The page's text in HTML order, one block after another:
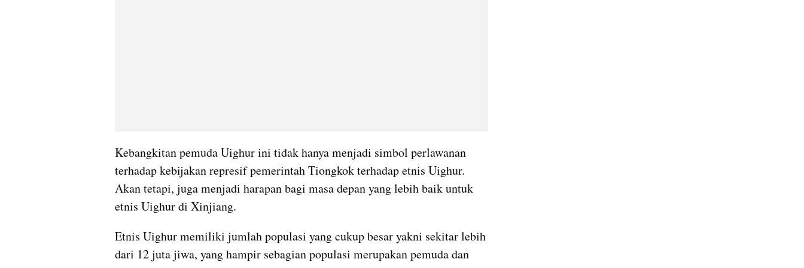
Kebangkitan pemuda Uighur ini tidak hanya menjadi simbol perlawanan
terhadap kebijakan represif pemerintah Tiongkok terhadap etnis Uighur.
Akan tetapi, juga menjadi harapan bagi masa depan yang lebih baik untuk
etnis Uighur di Xinjiang.
Etnis Uighur memiliki jumlah populasi yang cukup besar yakni sekitar lebih
dari 12 juta jiwa, yang hampir sebagian populasi merupakan pemuda dan